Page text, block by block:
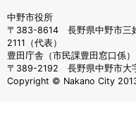
中野市役所
〒383-8614 長野県中野市
2111（代表）
豊田庁舎（市民課豊田窓口係）
〒389-2192 長野県中野市大
Copyright © Nakano City